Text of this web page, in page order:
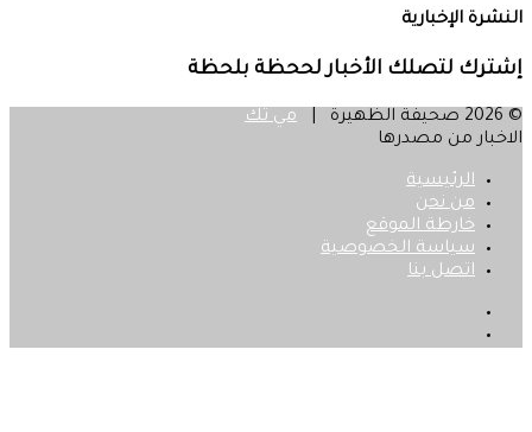
النشرة الإخبارية
إشترك لتصلك الأخبار لححظة بلحظة
© 2026 صحيفة الظهيرة |
مي تك
الاخبار من مصدرها
الرئيسية
من نحن
خارطة الموقع
سياسة الخصوصية
اتصل بنا